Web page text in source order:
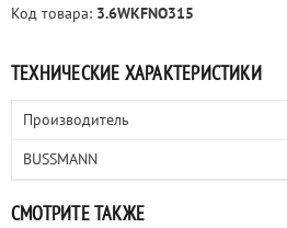
Код товара: 3.6WKFNO315
ТЕХНИЧЕСКИЕ ХАРАКТЕРИСТИКИ
Производитель
BUSSMANN
СМОТРИТЕ ТАКЖЕ